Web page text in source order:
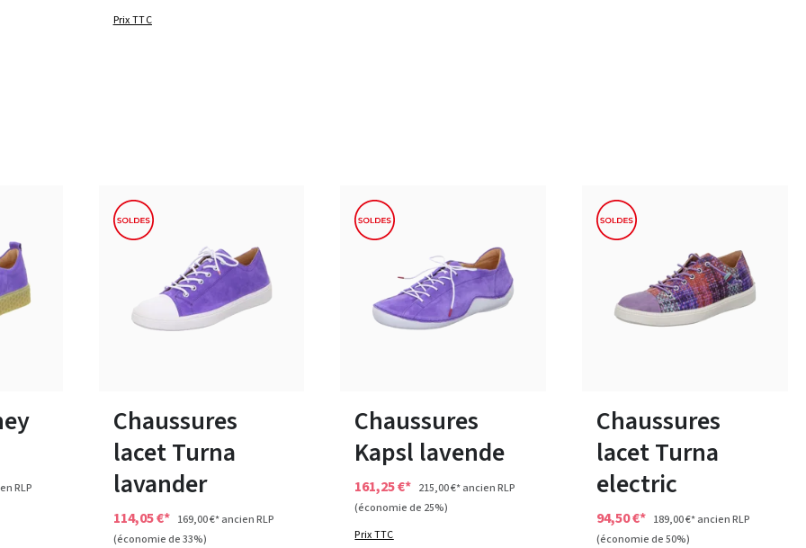
Prix TTC
RLP
Chaussures
lacet Turna
lavander
114,05 €* 169,00 €*ancien RLP
(économie de 33%)
Chaussures
Kapsl lavende
161,25 €* 215,00 €*ancien RLP
(économie de 25%)
Prix TTC
Chaussures
lacet Turna
electric
94,50 €* 189,00 €*ancien RLP
(économie de 50%)